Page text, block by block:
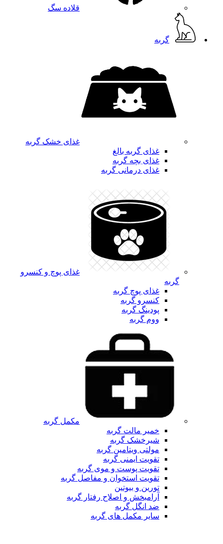
قلاده سگ
گربه
غذای خشک گربه
غذای گربه بالغ
غذای بچه گربه
غذای درمانی گربه
غذای پوچ و کنسرو
گربه
غذای پوچ گربه
کنسرو گربه
پودینگ گربه
ووم گربه
مکمل گربه
خمیر مالت گربه
شیرخشک گربه
مولتی ویتامین گربه
تقویت ایمنی گربه
تقویت پوست و موی گربه
تقویت استخوان و مفاصل گربه
تورین و بیوتین
آرامبخش و اصلاح رفتار گربه
ضد انگل گربه
سایر مکمل های گربه